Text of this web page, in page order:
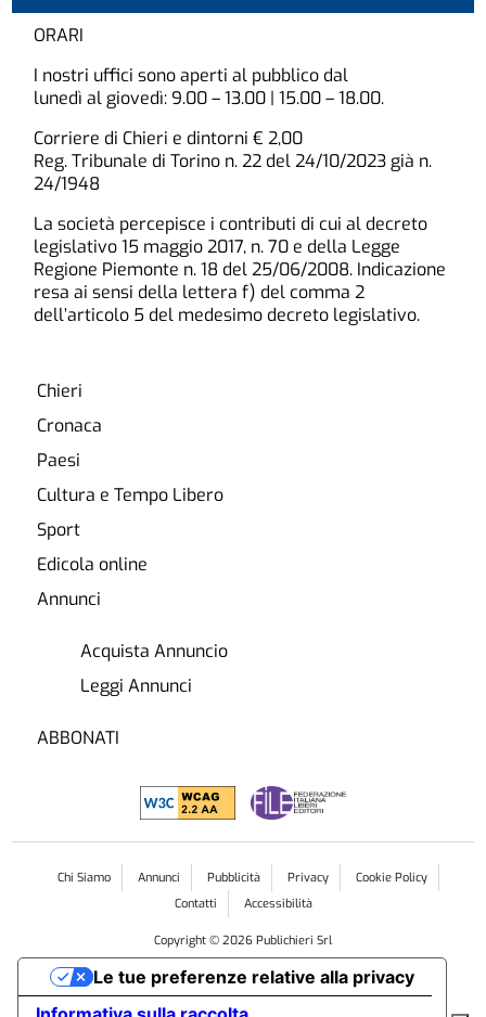
ORARI
I nostri uffici sono aperti al pubblico dal
lunedì al giovedì: 9.00 – 13.00 | 15.00 – 18.00.
Corriere di Chieri e dintorni € 2,00
Reg. Tribunale di Torino n. 22 del 24/10/2023 già n.
24/1948
La società percepisce i contributi di cui al decreto
legislativo 15 maggio 2017, n. 70 e della Legge
Regione Piemonte n. 18 del 25/06/2008. Indicazione
resa ai sensi della lettera f) del comma 2
dell’articolo 5 del medesimo decreto legislativo.
Chieri
Cronaca
Paesi
Cultura e Tempo Libero
Sport
Edicola online
Annunci
Acquista Annuncio
Leggi Annunci
ABBONATI
Chi Siamo Annunci Pubblicità Privacy
Cookie Policy
Contatti
Accessibilità
Copyright © 2026 Publichieri Srl
Le tue preferenze relative alla privacy